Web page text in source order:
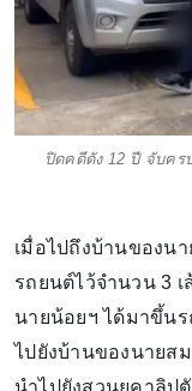
ปิดคดีดัง 12 ปี จับค
เมื่อไปถึงบ้านของน
รถยนต์ไว้จำนวน 3
นายน้อยฯ ได้มาขึ้น
ไปยังบ้านของนายส